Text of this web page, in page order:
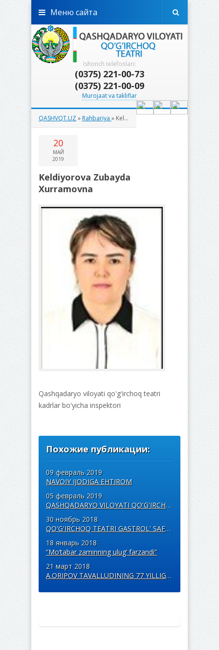
Ishonch telefonlari:
(0375) 221-00-73
(0375) 221-00-09
Murojaat va takliflar
Меню сайта
QASHVQT.UZ»Rahbariya » Keldiyorova Zubayda Xurramovna
20
МАЙ
2019
Keldiyorova Zubayda
Xurramovna
Qashqadaryo viloyati qo'g'irchoq teatri
kadrlar bo'yicha inspektori
Похожие публикации:
09 февраль 2019
NAVOIY IJODIGA EHTIROM
05 февраль 2019
QASHQADARYO VILOYATI QO'G'IRCHOQ TEATRI SHAHRISABZDA...
30 ноябрь 2018
QO'G'IRCHOQ TEATRI GASTROL' SAFARIDA
18 январь 2018
“Mo‘tabar zaminning ulug‘ farzandi”
21 март 2018
A.ORIPOV TAVALLUDINING 77 YILLIGIGA BAG'ISHLANGAN TADBIR